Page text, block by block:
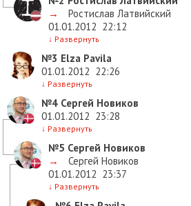
→
Ростислав Латвийский
01.01.2012 22:12
↓ Развернуть
№3 Elza Pavila
01.01.2012 22:26
↓ Развернуть
№4 Сергей Новиков
01.01.2012 23:28
↓ Развернуть
№5 Сергей Новиков
→
Сергей Новиков
01.01.2012 23:37
↓ Развернуть